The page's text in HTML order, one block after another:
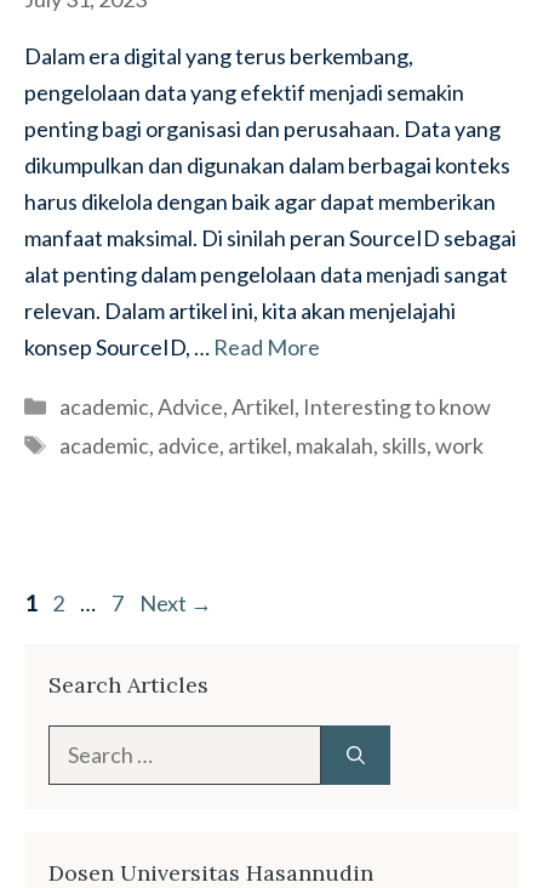
Dalam era digital yang terus berkembang,
pengelolaan data yang efektif menjadi semakin
penting bagi organisasi dan perusahaan. Data yang
dikumpulkan dan digunakan dalam berbagai konteks
harus dikelola dengan baik agar dapat memberikan
manfaat maksimal. Di sinilah peran SourceID sebagai
alat penting dalam pengelolaan data menjadi sangat
relevan. Dalam artikel ini, kita akan menjelajahi
konsep SourceID, … Read More
Categories
academic,Advice,Artikel, Interesting to know
Tags
academic, advice, artikel, makalah, skills,work
Page
1 Page
2 … Page
7 Next →
Search Articles
Dosen Universitas Hasannudin